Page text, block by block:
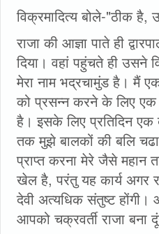
विक्रमादित्य बोले-"ठीक
राजा की आज्ञा पाते ही
दिया। वहां पहुंचते ही उसने
मेरा नाम भद्रचामुंड है। मैं
को प्रसन्न करने के लिए
है। इसके लिए प्रतिदिन
तक मुझे बालकों की बलि
प्राप्त करना मेरे जैसे महान
खेल है, परंतु यह कार्य अगर
देवी अत्यधिक संतुष्ट
आपको चक्रवर्ती राजा बना